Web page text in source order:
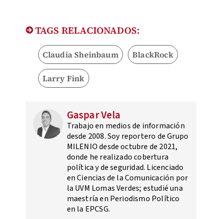
TAGS RELACIONADOS:
Claudia Sheinbaum BlackRock
Larry Fink
Gaspar Vela
Trabajo en medios de información
desde 2008. Soy reportero de Grupo
MILENIO desde octubre de 2021,
donde he realizado cobertura
política y de seguridad. Licenciado
en Ciencias de la Comunicación por
la UVM Lomas Verdes; estudié una
maestría en Periodismo Político
en la EPCSG.